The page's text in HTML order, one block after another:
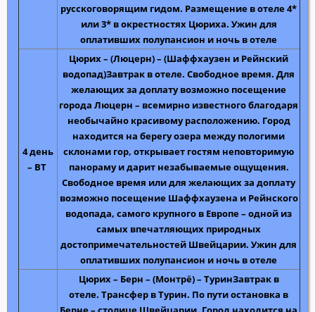
русскоговорящим гидом. Размещение в отеле 4*
или 3* вокрестностях Цюриха. Ужин для
оплативших полупансион и ночь в отеле
4 день
– ВТ
Цюрих – (Люцерн) – (Шаффхаузен и Рейнский
водопад)Завтрак в отеле. Свободное время. Для
желающих за доплату возможно посещение
города Люцерн – всемирно известного благодаря
необычайно красивому расположению. Город
находится на берегу озера между пологими
склонами гор, открывает гостям неповторимую
панораму и дарит незабываемые ощущения.
Свободное время или для желающих за доплату
возможно посещение Шаффхаузена и Рейнского
водопада, самого крупного в Европе – одной из
самых впечатляющих природных
достопримечательностей Швейцарии. Ужин для
оплативших полупансион и ночь в отеле
Цюрих – Берн – (Монтрё) – ТуринЗавтрак в
отеле. Трансфер в Турин. По путиостановка в